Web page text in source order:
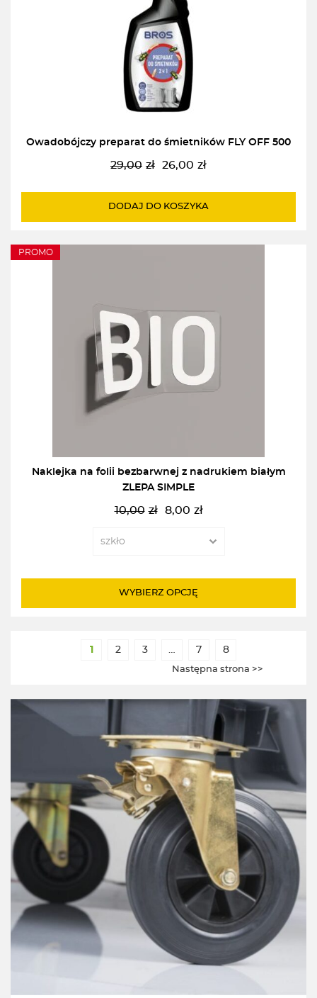
Owadobójczy preparat do śmietników FLY OFF 500
29,00 zł
Pierwotna
wynosiła:
26,00 zł
Aktualna
wynosi:
DODAJ DO KOSZYKA
PROMO
Naklejka na folii bezbarwnej z nadrukiem białym
ZLEPA SIMPLE
10,00 zł
Pierwotna
8,00 zł
Aktualna
WYBIERZ OPCJĘ
1 2 3 … 7 8
Następna strona >>